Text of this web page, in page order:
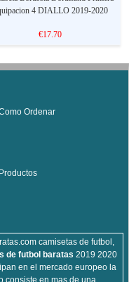
4 DIALLO 2019-2020
€17.70
Ordenar
camisetas de futbol,
de futbol baratas 2019 2020
en el mercado europeo la